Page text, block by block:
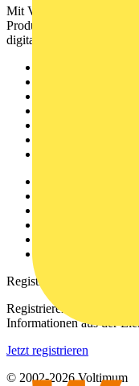
Mit Voltimum erhalten
Produktinformationen,
digitalen Plattform und
Registrierung
Registrieren Sie sich
Informationen aus der
Jetzt registrieren
© 2002-2026Voltimum